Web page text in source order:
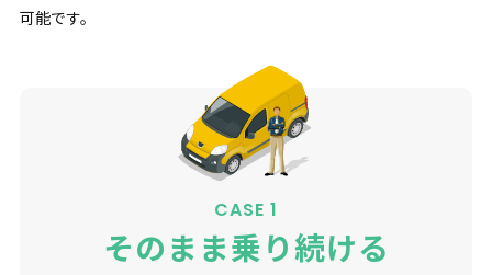
可能です。
CASE 1
そのまま乗り続ける